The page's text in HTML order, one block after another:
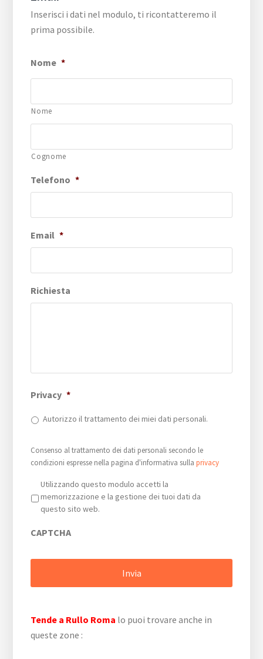
Inserisci i dati nel modulo, ti ricontatteremo il
prima possibile.
Nome *
Nome
Cognome
Telefono *
Email *
Richiesta
Privacy *
Autorizzo il trattamento dei miei dati personali.
Consenso al trattamento dei dati personali secondo le
condizioni espresse nella pagina d'informativa sullaprivacy
Privacy *
Utilizzando questo modulo accetti la
memorizzazione e la gestione dei tuoi dati da
questo sito web.
CAPTCHA
Tende a Rullo Roma lo puoi trovare anche in
queste zone :